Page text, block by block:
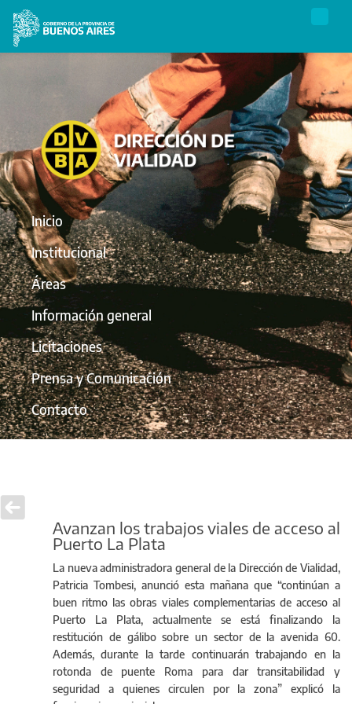
Inicio
Institucional
Áreas
Información general
Licitaciones
Prensa y Comunicación
Contacto
Avanzan los trabajos viales de acceso al
Puerto La Plata
La nueva administradora general de la Dirección de Vialidad,
Patricia Tombesi, anunció esta mañana que “continúan a
buen ritmo las obras viales complementarias de acceso al
Puerto La Plata, actualmente se está finalizando la
restitución de gálibo sobre un sector de la avenida 60.
Además, durante la tarde continuarán trabajando en la
rotonda de puente Roma para dar transitabilidad y
seguridad a quienes circulen por la zona” explicó la